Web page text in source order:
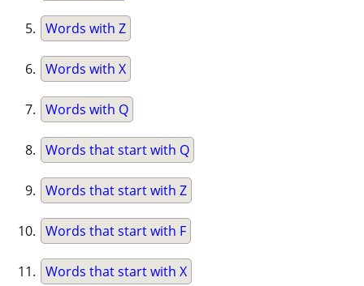
Words with Z
Words with X
Words with Q
Words that start with Q
Words that start with Z
Words that start with F
Words that start with X